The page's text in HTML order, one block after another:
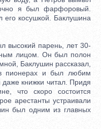
я был фарфоровый.
его косушкой. Баклушина
парень, лет 30-
лицом. Он был полон
Баклушин рассказал,
пионерах и был любим
книжки читал. Придя
что скоро состоится
арестанты устраивали
был одним из главных